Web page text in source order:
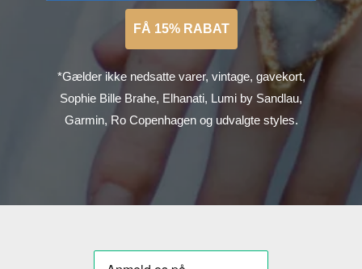
FÅ 15% RABAT
*Gælder ikke nedsatte varer, vintage, gavekort,
Sophie Bille Brahe, Elhanati, Lumi by Sandlau,
Garmin, Ro Copenhagen og udvalgte styles.